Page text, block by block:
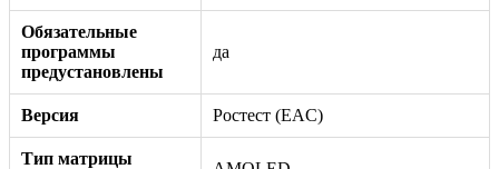
Обязательные
программы
предустановлены
да
Версия Ростест (EAC)
Тип матрицы